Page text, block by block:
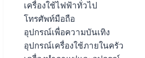
เครื่องใช้ไฟฟ้าทั่วไป
โทรศัพท์มือถือ
อุปกรณ์เพื่อความบันเทิง
อุปกรณ์เครื่องใช้ภายในครัว